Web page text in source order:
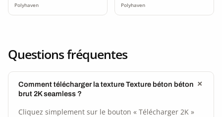
Polyhaven Polyhaven
Questions fréquentes
Comment télécharger la texture Texture béton béton
brut 2K seamless ?
Cliquez simplement sur le bouton « Télécharger 2K »